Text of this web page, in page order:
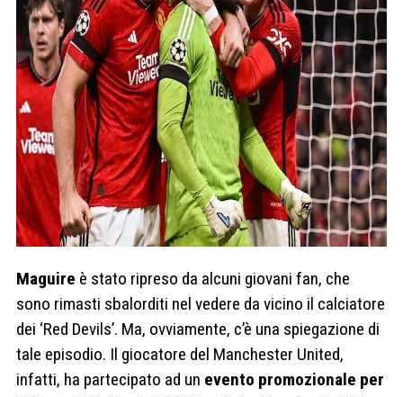
Maguire è stato ripreso da alcuni giovani fan, che
sono rimasti sbalorditi nel vedere da vicino il calciatore
dei ‘Red Devils’. Ma, ovviamente, c’è una spiegazione di
tale episodio. Il giocatore del Manchester United,
infatti, ha partecipato ad un evento promozionale per